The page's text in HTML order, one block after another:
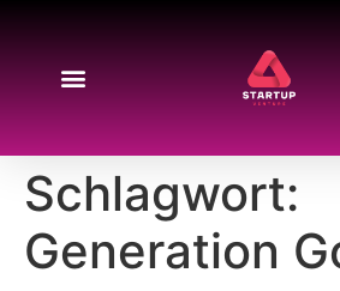
Schlagwort:
Generation